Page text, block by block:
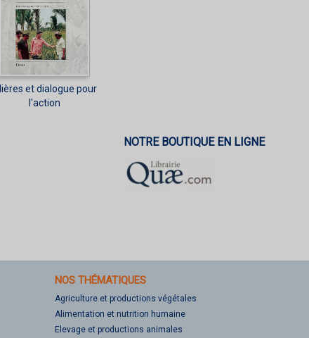
et dialogue pour
l'action
NOTRE BOUTIQUE EN LIGNE
NOS THÉMATIQUES
Agriculture et productions végétales
Alimentation et nutrition humaine
Elevage et productions animales